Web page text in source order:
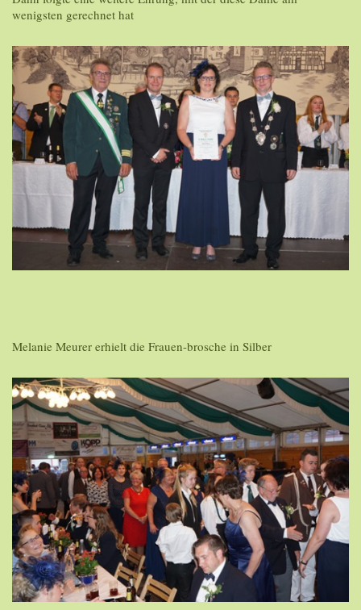
wenigsten gerechnet hat
Melanie Meurer erhielt die Frauen-brosche in Silber